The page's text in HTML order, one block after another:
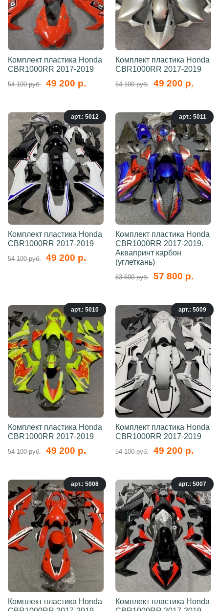
Комплект пластика Honda
CBR1000RR 2017-2019
54 100 руб. 49 200 р.
Комплект пластика Honda
CBR1000RR 2017-2019
54 100 руб. 49 200 р.
арт.: 5012
Комплект пластика Honda
CBR1000RR 2017-2019
54 100 руб. 49 200 р.
арт.: 5011
Комплект пластика Honda
CBR1000RR 2017-2019.
Аквапринт карбон
(углеткань)
63 600 руб. 57 800 р.
арт.: 5010
Комплект пластика Honda
CBR1000RR 2017-2019
54 100 руб. 49 200 р.
арт.: 5009
Комплект пластика Honda
CBR1000RR 2017-2019
54 100 руб. 49 200 р.
арт.: 5008
Комплект пластика Honda
арт.: 5007
Комплект пластика Honda